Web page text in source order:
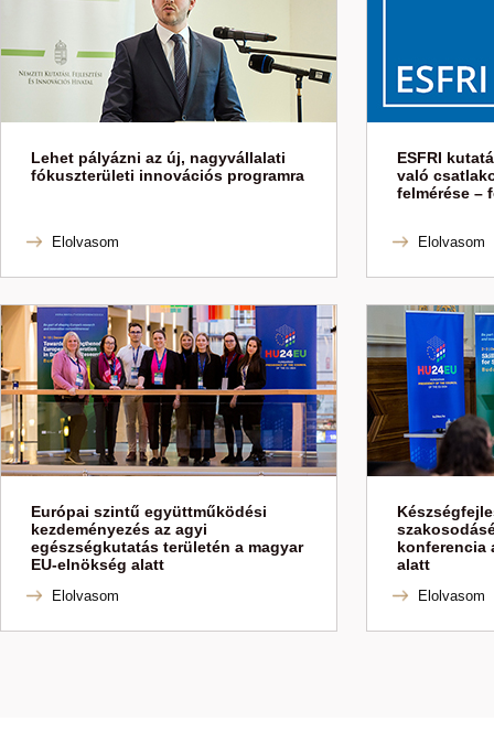
Lehet pályázni az új, nagyvállalati
fókuszterületi innovációs programra
Elolvasom
ESFRI
való
felmérése –
Elolvasom
Európai szintű együttműködési
kezdeményezés az agyi
egészségkutatás területén a magyar
EU-elnökség alatt
Elolvasom
konferencia
alatt
Elolvasom